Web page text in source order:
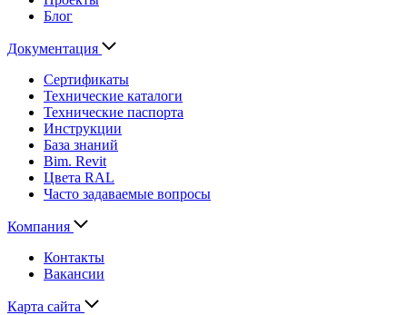
Блог
Документация
Сертификаты
Технические каталоги
Технические паспорта
Инструкции
База знаний
Bim. Revit
Цвета RAL
Часто задаваемые вопросы
Компания
Контакты
Вакансии
Карта сайта